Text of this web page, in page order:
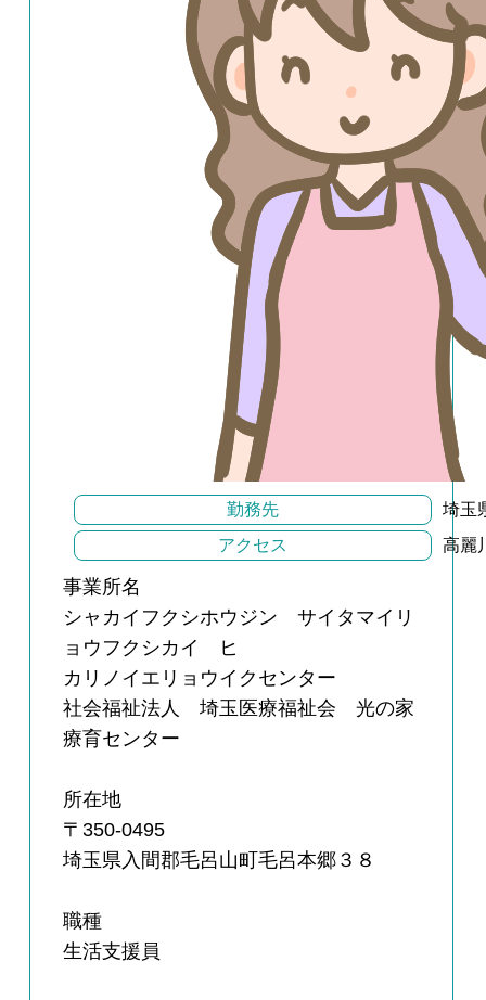
勤務先
埼玉
アクセス
高麗
事業所名
シャカイフクシホウジン サイタマイリ
ョウフクシカイ ヒ
カリノイエリョウイクセンター
社会福祉法人 埼玉医療福祉会 光の家
療育センター
所在地
〒350-0495
埼玉県入間郡毛呂山町毛呂本郷３８
職種
生活支援員